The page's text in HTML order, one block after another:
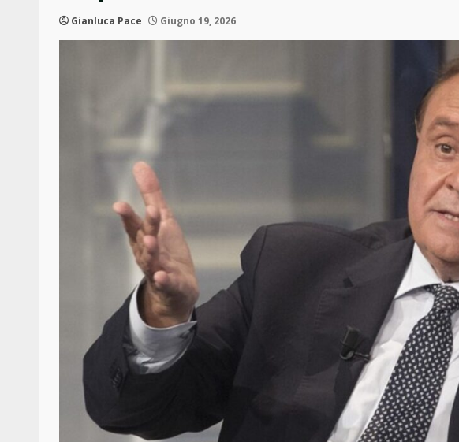
Gianluca Pace Giugno 19, 2026